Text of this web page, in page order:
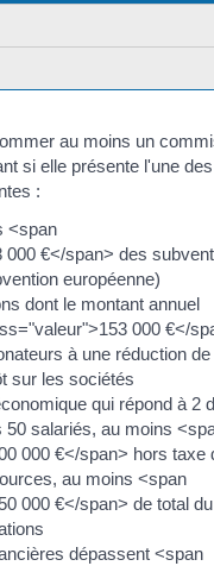
au moins un
si elle présente l'une des
:
<span
€</span> des
européenne)
dont le montant annuel
000 €</
à une réduction
sur les sociétés
qui répond à 2
salariés, au moins
000 €</span> hors taxe
au moins <span
000 €</span> de total
dépassent <span